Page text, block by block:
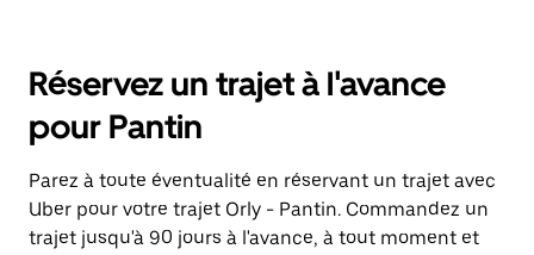
ouvrir
calendrier
et
sélectionner
une
date.
Appuyez
Réservez un trajet à l'avance
pour Pantin
Parez à toute éventualité en réservant un trajet avec
Uber pour votre trajet Orly - Pantin. Commandez un
trajet jusqu'à 90 jours à l'avance, à tout moment et